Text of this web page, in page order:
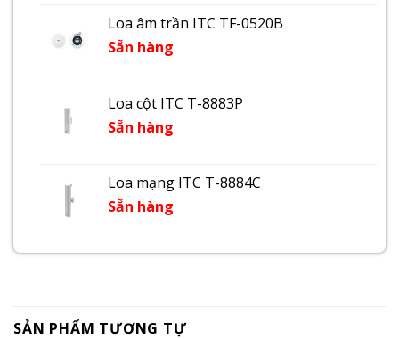
Loa âm trần ITC TF-0520B
Sẵn hàng
Loa cột ITC T-8883P
Sẵn hàng
Loa mạng ITC T-8884C
Sẵn hàng
SẢN PHẨM TƯƠNG TỰ